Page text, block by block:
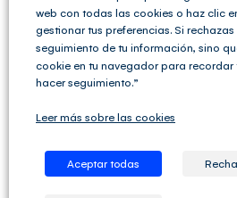
por la que se
los modelos de
declaración
sobre
web con todas las cookies o haz clic
gestionar tus preferencias. Si
seguimiento de tu información, sino
cookie en tu navegador para recordar
hacer seguimiento.”
Leer más sobre las cookies
Aceptar todas